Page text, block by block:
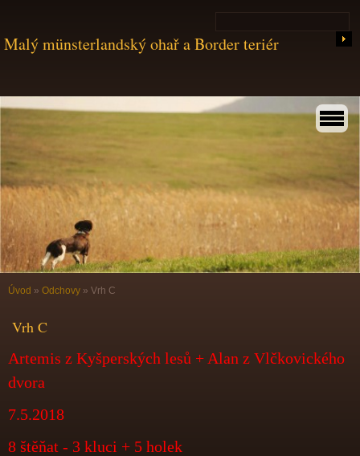
Malý münsterlandský ohař a Border teriér
Úvod » Odchovy » Vrh C
Vrh C
Artemis z Kyšperských lesů + Alan z Vlčkovického
dvora
7.5.2018
8 štěňat - 3 kluci + 5 holek